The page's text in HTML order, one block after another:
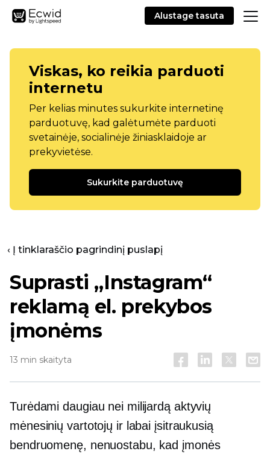
Alustage tasuta
Viskas, ko reikia parduoti
internetu
Per kelias minutes sukurkite internetinę
parduotuvę, kad galėtumėte parduoti
svetainėje, socialinėje žiniasklaidoje ar
prekyvietėse.
Sukurkite parduotuvę
‹ Į tinklaraščio pagrindinį puslapį
Suprasti „Instagram“
reklamą el. prekybos
įmonėms
13 min skaityta
Turėdami daugiau nei milijardą aktyvių
mėnesinių vartotojų ir labai įsitraukusią
bendruomenę, nenuostabu, kad įmonės